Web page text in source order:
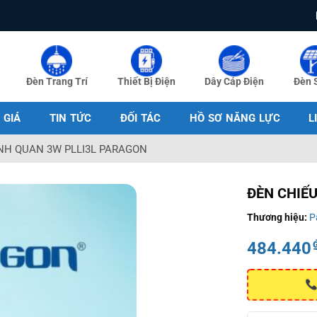
Đèn Trang Trí Thiết Bị Điện Dây Cáp Điện Đèn
GIÁ TIN TỨC ĐỐI TÁC HỒ SƠ NĂNG LỰC
QUAN 3W PLLI3L PARAGON
ĐÈN
Thương hiệu:
484.440